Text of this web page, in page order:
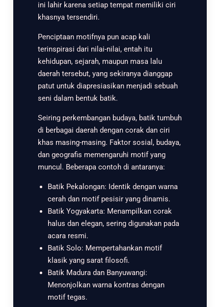
ini lahir karena setiap tempat memiliki ciri
khasnya tersendiri.
Penciptaan motifnya pun acap kali
terinspirasi dari nilai-nilai, entah itu
kehidupan, sejarah, maupun masa lalu
daerah tersebut, yang sekiranya dianggap
patut untuk diapresiasikan menjadi sebuah
seni dalam bentuk batik.
Seiring perkembangan budaya, batik tumbuh
di berbagai daerah dengan corak dan ciri
khas masing-masing. Faktor sosial, budaya,
dan geografis memengaruhi motif yang
muncul. Beberapa contoh di antaranya:
Batik Pekalongan: Identik dengan warna
cerah dan motif pesisir yang dinamis.
Batik Yogyakarta: Menampilkan corak
halus dan elegan, sering digunakan pada
acara resmi.
Batik Solo: Mempertahankan motif
klasik yang sarat filosofi.
Batik Madura dan Banyuwangi:
Menonjolkan warna kontras dengan
motif tegas.